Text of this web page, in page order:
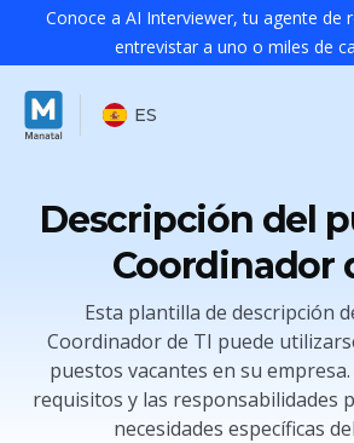
Conoce a AI Interviewer, tu agente de
entrevistar a uno o miles de
ES
Descripción del
Coordinador
Esta plantilla de descripción
Coordinador de TI puede
puestos vacantes en su
requisitos y las responsabilidades
necesidades específicas